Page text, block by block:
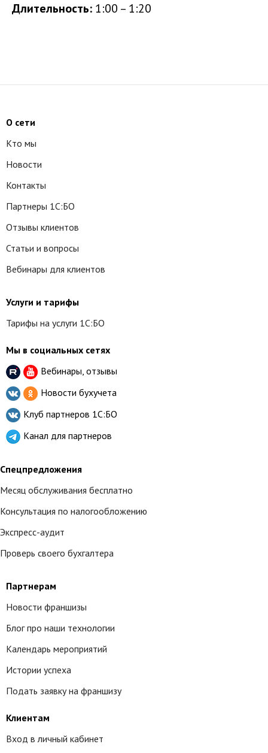
Длительность: 1:00 – 1:20
О сети
Кто мы
Новости
Контакты
Партнеры 1С:БО
Отзывы клиентов
Статьи и вопросы
Вебинары для клиентов
Услуги и тарифы
Тарифы на услуги 1С:БО
Мы в социальных сетях
Вебинары, отзывы
Новости бухучета
Клуб партнеров 1С:БО
Канал для партнеров
Спецпредложения
Месяц обслуживания бесплатно
Консультация по налогообложению
Экспресс-аудит
Проверь своего бухгалтера
Партнерам
Новости франшизы
Блог про наши технологии
Календарь мероприятий
Истории успеха
Подать заявку на франшизу
Клиентам
Вход в личный кабинет